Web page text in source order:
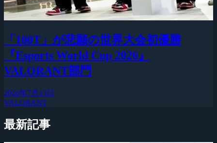
「100T」が悲願の世界大会初優勝
『Esports World Cup 2026』
VALORANT部門
2026年7月13日
VALORANT
最新記事